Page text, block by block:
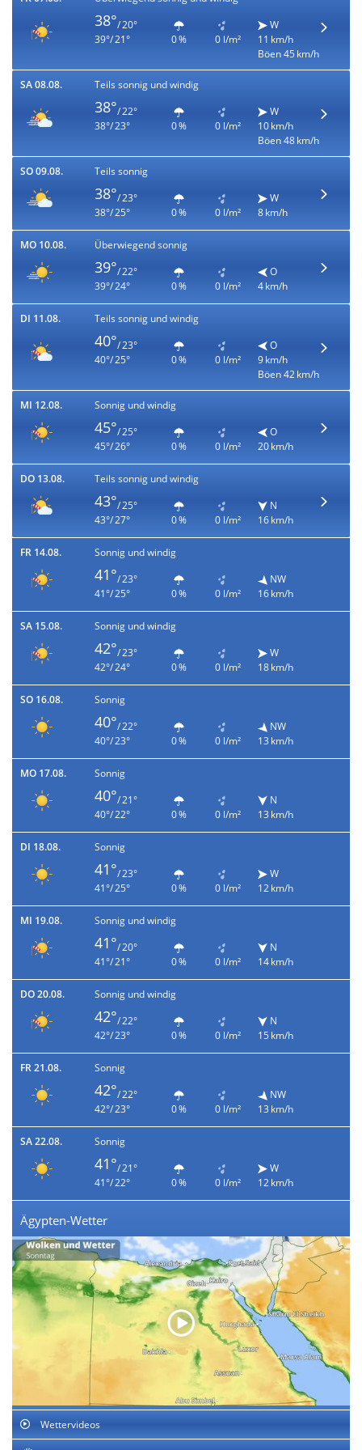
38°/ 20°
39°/ 21°
0 % 0 l/m²
W
11 km/h
Böen 45 km/h
SA 08.08. Teils sonnig und windig
38°/ 22°
38°/ 23°
0 % 0 l/m²
W
10 km/h
Böen 48 km/h
SO 09.08. Teils sonnig
38°/ 23°
38°/ 25°
0 % 0 l/m²
W
8 km/h
MO 10.08. Überwiegend sonnig
39°/ 22°
39°/ 24°
0 % 0 l/m²
O
4 km/h
DI 11.08. Teils sonnig und windig
40°/ 23°
40°/ 25°
0 % 0 l/m²
O
9 km/h
Böen 42 km/h
MI 12.08. Sonnig und windig
45°/ 25°
45°/ 26°
0 % 0 l/m²
O
20 km/h
DO 13.08. Teils sonnig und windig
43°/ 25°
43°/ 27°
0 % 0 l/m²
N
16 km/h
FR 14.08. Sonnig und windig
41°/ 23°
41°/ 25°
0 % 0 l/m²
NW
16 km/h
SA 15.08. Sonnig und windig
42°/ 23°
42°/ 24°
0 % 0 l/m²
W
18 km/h
SO 16.08. Sonnig
40°/ 22°
40°/ 23°
0 % 0 l/m²
NW
13 km/h
MO 17.08. Sonnig
40°/ 21°
40°/ 22°
0 % 0 l/m²
N
13 km/h
DI 18.08. Sonnig
41°/ 23°
41°/ 25°
0 % 0 l/m²
W
12 km/h
MI 19.08. Sonnig und windig
41°/ 20°
41°/ 21°
0 % 0 l/m²
N
14 km/h
DO 20.08. Sonnig und windig
42°/ 22°
42°/ 23°
0 % 0 l/m²
N
15 km/h
FR 21.08. Sonnig
42°/ 22°
42°/ 23°
0 % 0 l/m²
NW
13 km/h
SA 22.08. Sonnig
41°/ 21°
41°/ 22°
0 % 0 l/m²
W
12 km/h
Ägypten-Wetter
Wettervideos